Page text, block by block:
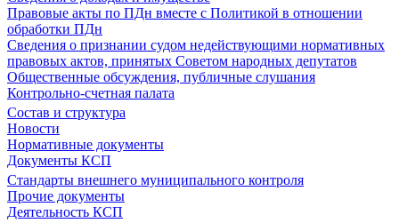
Правовые акты по ПДн вместе с Политикой в отношении
обработки ПДн
Сведения о признании судом недействующими нормативных
правовых актов, принятых Советом народных депутатов
Общественные обсуждения, публичные слушания
Контрольно-счетная палата
Состав и структура
Новости
Нормативные документы
Документы КСП
Стандарты внешнего муниципального контроля
Прочие документы
Деятельность КСП